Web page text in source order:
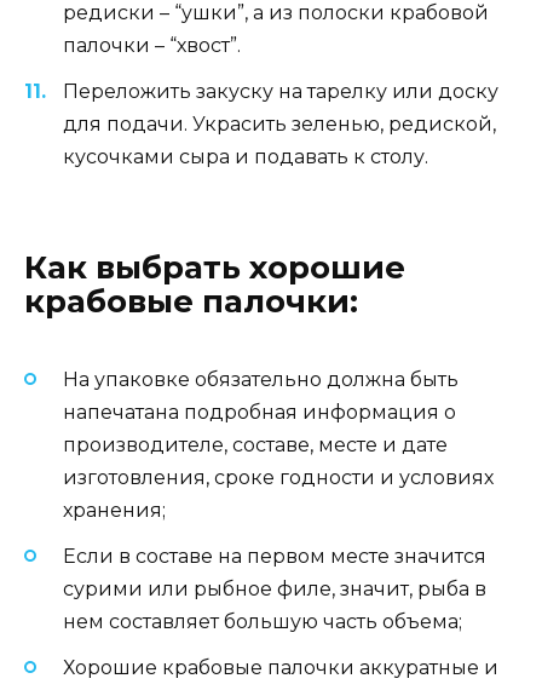
редиски – “ушки”, а из полоски крабовой
палочки – “хвост”.
Переложить закуску на тарелку или доску
для подачи. Украсить зеленью, редиской,
кусочками сыра и подавать к столу.
Как выбрать хорошие
крабовые палочки:
На упаковке обязательно должна быть
напечатана подробная информация о
производителе, составе, месте и дате
изготовления, сроке годности и условиях
хранения;
Если в составе на первом месте значится
сурими или рыбное филе, значит, рыба в
нем составляет большую часть объема;
Хорошие крабовые палочки аккуратные и